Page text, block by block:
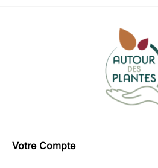
Votre Compte